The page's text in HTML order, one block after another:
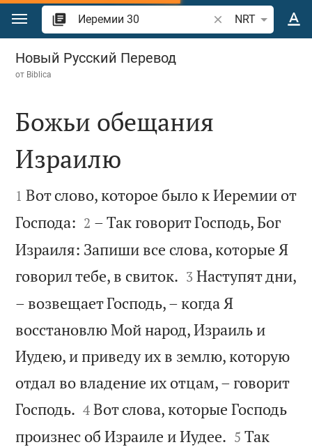
Перейти к содержанию
Поиск по отрывку
NRT
Иеремии 30
Новый Русский Перевод
от Biblica

Божьи обещания
Израилю

1 Вот слово, которое было к Иеремии от
Господа: 

2 – Так говорит Господь, Бог
Израиля: Запиши все слова, которые Я
говорил тебе, в свиток. 

3 Наступят дни,
– возвещает Господь, – когда Я
восстановлю Мой народ, Израиль и
Иудею, и приведу их в землю, которую
отдал во владение их отцам, – говорит
Господь. 

4 Вот слова, которые Господь
произнес об Израиле и Иудее. 

5 Так